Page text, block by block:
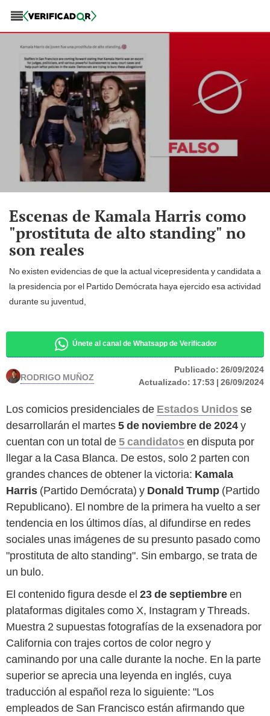
Escenas de Kamala Harris como
"prostituta de alto standing" no
son reales
No existen evidencias de que la actual vicepresidenta y candidata a
la presidencia por el Partido Demócrata haya ejercido esa actividad
durante su juventud,
Únete al canal de Whatsapp de Verificador
RODRIGO MUÑOZ Publicado: 26/09/2024
Actualizado: 17:53 | 26/09/2024
Los comicios presidenciales de Estados Unidos se
desarrollarán el martes5 de noviembre de 2024y
cuentan con un total de5 candidatos en disputa por
llegar a la Casa Blanca. De estos, solo 2 parten con
grandes chances de obtener la victoria: Kamala
Harris (Partido Demócrata) y Donald Trump (Partido
Republicano). El nombre de la primera ha vuelto a ser
tendencia en los últimos días, al difundirse en redes
sociales unas imágenes de su presunto pasado como
"prostituta de alto standing". Sin embargo, se trata de
un bulo.
El contenido figura desde el 23 de septiembreen
plataformas digitales como X, Instagram y Threads.
Muestra 2 supuestas fotografías de la exsenadora por
California con trajes cortos de color negro y
caminando por una calle durante la noche. En la parte
superior se aprecia una leyenda en inglés, cuya
traducción al español reza lo siguiente: "Los
empleados de San Francisco están afirmando que